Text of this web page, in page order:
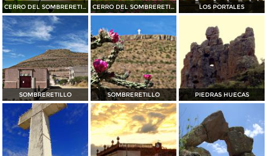
CERRO DEL SOMBRERETILLO CERRO DEL SOMBRERETILLO LOS PORTALES
SOMBRERETILLO SOMBRERETILLO PIEDRAS HUECAS